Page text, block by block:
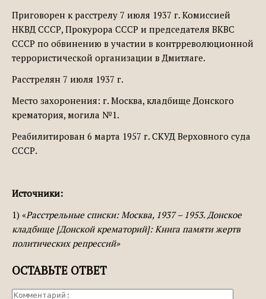
Приговорен к расстрелу 7 июля 1937 г. Комиссией
НКВД СССР, Прокурора СССР и председателя ВКВС
СССР по обвинению в участии в контрреволюционной
терро­ристической организации в Дмитлаге.
Рас­стрелян 7 июля 1937 г.
Место захоронения: г. Москва, кладбище Донского
крематория, могила №1.
Реабилитирован 6 марта 1957 г. СКУД Вер­ховного суда
СССР.
Источники:
1) «Расстрельные списки: Москва, 1937 – 1953. Донское
кладбище [Донской крематорий]: Книга памяти жертв
политических репрессий»
ОСТАВЬТЕ ОТВЕТ